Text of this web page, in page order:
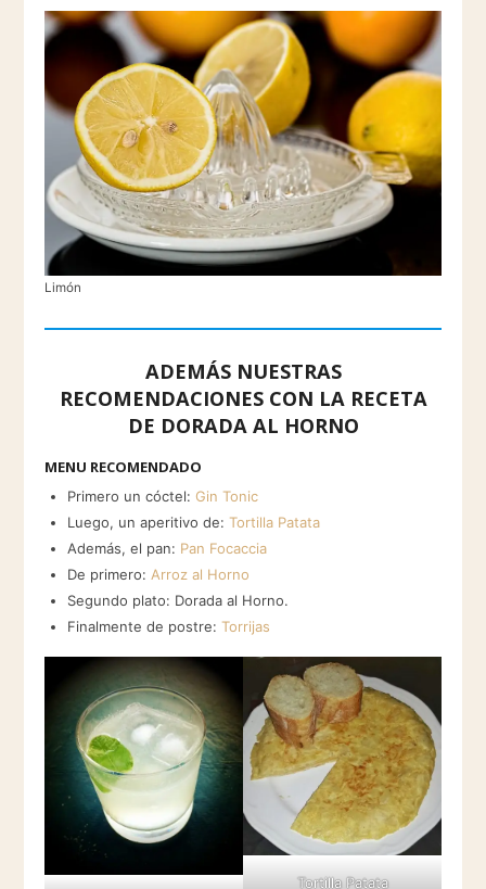
Limón
ADEMÁS NUESTRAS
RECOMENDACIONES CON LA RECETA
DE DORADA AL HORNO
MENU RECOMENDADO
Primero un cóctel: Gin Tonic
Luego, un aperitivo de: Tortilla Patata
Además, el pan: Pan Focaccia
De primero: Arroz al Horno
Segundo plato: Dorada al Horno.
Finalmente de postre: Torrijas
Tortilla Patata